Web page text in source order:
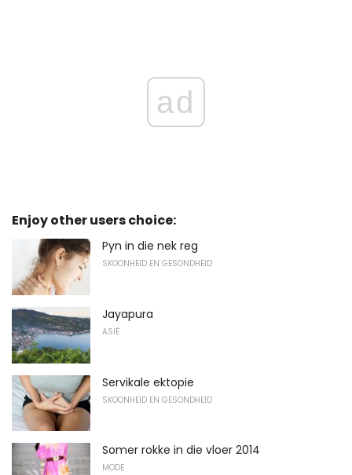
ad
Enjoy other users choice:
Pyn in die nek reg
SKOONHEID EN GESONDHEID
Jayapura
ASIË
Servikale ektopie
SKOONHEID EN GESONDHEID
Somer rokke in die vloer 2014
MODE